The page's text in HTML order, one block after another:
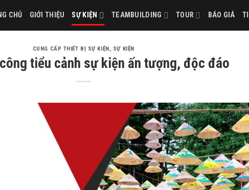
CHỦ GIỚI THIỆU SỰ KIỆN TEAMBUILDING TOUR BÁO GIÁ
CUNG CẤP THIẾT BỊ SỰ KIỆN, SỰ KIỆN
tiểu cảnh sự kiện ấn tượng, độc đáo